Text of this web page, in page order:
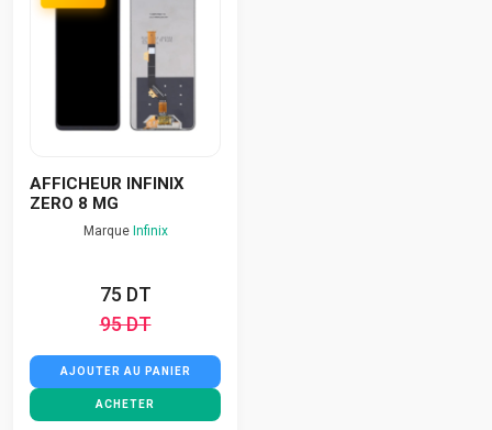
AFFICHEUR INFINIX
ZERO 8 MG
Marque Infinix
75 DT
95 DT
AJOUTER AU PANIER
ACHETER